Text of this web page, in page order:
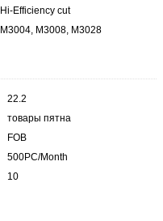
Hi-Efficiency cut
M3004, M3008, M3028
22.2
товары пятна
FOB
500PC/Month
10